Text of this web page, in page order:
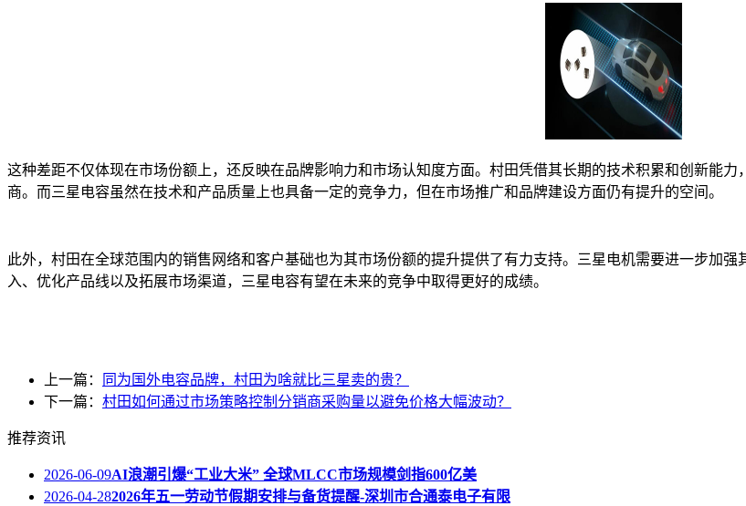
这种差距不仅体现在市场份额上，还反映在品牌影响力和市场认知度方面。村田凭借其长期的技术积累和创新能
商。而三星电容虽然在技术和产品质量上也具备一定的竞争力，但在市场推广和品牌建设方面仍有提升的空间。
此外，村田在全球范围内的销售网络和客户基础也为其市场份额的提升提供了有力支持。三星电机需要进一步加
入、优化产品线以及拓展市场渠道，三星电容有望在未来的竞争中取得更好的成绩。
上一篇：
同为国外电容品牌，村田为啥就比三星卖的贵？
下一篇： 村田如何通过市场策略控制分销商采购量以避免价格大幅波动？
推荐资讯
2026-06-09AI浪潮引爆“工业大米” 全球MLCC市场规模剑指600亿美
2026-04-282026年五一劳动节假期安排与备货提醒-深圳市合通泰电子有限